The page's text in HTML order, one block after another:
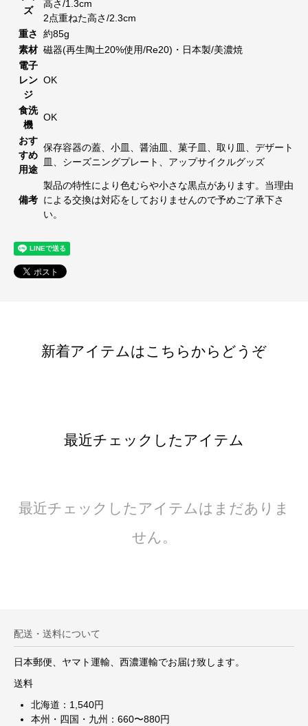
ズ
高さ/1.3cm
2点重ねた高さ/2.3cm
重さ
約85g
素材 磁器(再生陶土20%使用/Re20)・日本製/美濃焼
電子
レン
ジ
OK
食洗
機
OK
おす
すめ
用途
保存容器の蓋、小皿、醤油皿、菓子皿、取り皿、デザート
皿、シーズニングプレート、アップサイクルグッズ
備考
製品の特性により色むらや小さな黒点があります。当理由
による交換は対応をしておりませんので予めご了承下さ
い。
新着アイテムはこちらからどうぞ
最近チェックしたアイテム
最近チェックしたアイテムはまだありま
せん。
配送・送料について
日本郵便、ヤマト運輸、西濃運輸でお届け致します。
送料
北海道：1,540円
本州・四国・九州：660〜880円